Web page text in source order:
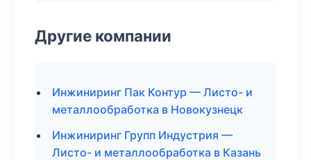
Другие компании
Инжиниринг Пак Контур — Листо- и
металлообработка в Новокузнецк
Инжиниринг Групп Индустрия —
Листо- и металлообработка в Казань